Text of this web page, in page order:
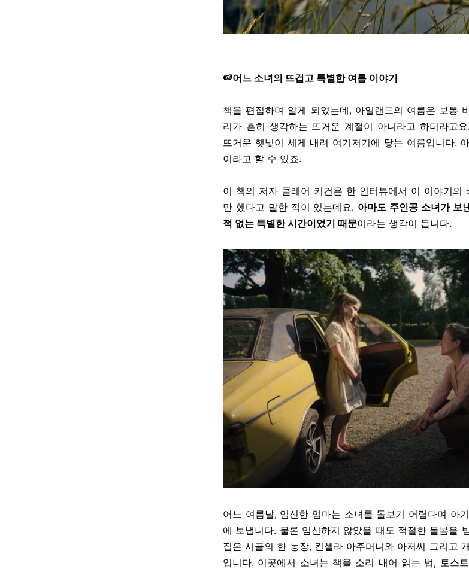
🍉어느 소녀의 뜨겁고 특별한 여름 이야기
책을 편집하며 알게 되었는데, 아일랜드의 여름은 보통
리가 흔히 생각하는 뜨거운 계절이 아니라고 하더라고
뜨거운 햇빛이 세게 내려 여기저기에 닿는 여름입니다.
이라고 할 수 있죠.
이 책의 저자 클레어 키건은 한 인터뷰에서 이 이야기의
만 했다고 말한 적이 있는데요. 아마도 주인공 소녀가 보
적 없는 특별한 시간이었기 때문이라는 생각이 듭니다.
어느 여름날, 임신한 엄마는 소녀를 돌보기 어렵다며 아
에 보냅니다. 물론 임신하지 않았을 때도 적절한 돌봄을
집은 시골의 한 농장, 킨셀라 아주머니와 아저씨 그리고
입니다. 이곳에서 소녀는 책을 소리 내어 읽는 법, 토스